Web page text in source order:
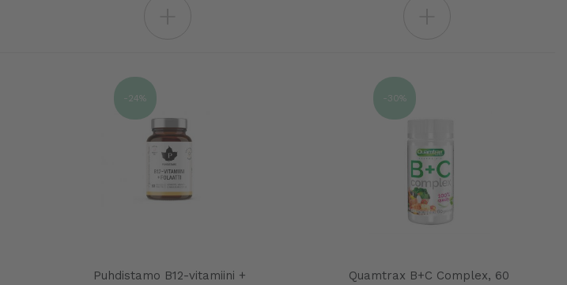
Puhdistamo B12-vitamiini +
-24%
Quamtrax B+C Complex, 60
-30%